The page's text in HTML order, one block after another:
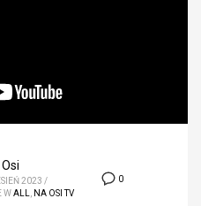
0
2023 /
WALL NA OSI TV